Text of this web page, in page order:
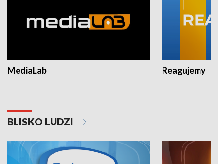
MediaLab Reagujemy
BLISKO LUDZI